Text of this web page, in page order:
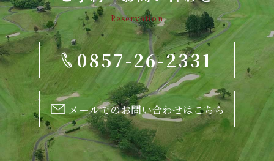
Reservation
0857-26-2331
メールでのお問い合わせはこちら